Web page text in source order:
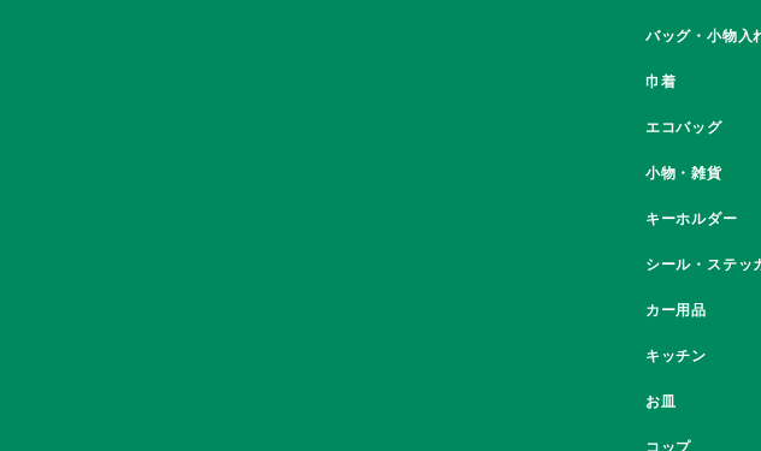
バッグ・小物入
巾着
エコバッグ
小物・雑貨
キーホルダー
シール・ステッ
カー用品
キッチン
お皿
コップ